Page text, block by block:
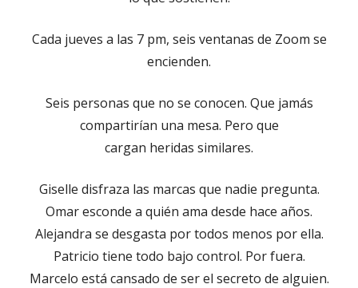
Cada jueves a las 7 pm, seis ventanas de Zoom se
encienden.
Seis personas que no se conocen. Que jamás
compartirían una mesa. Pero que
cargan heridas similares.
Giselle disfraza las marcas que nadie pregunta.
Omaresconde a quién ama desde hace años.
Alejandra se desgasta por todos menos por ella.
Patricio tiene todo bajo control. Por fuera.
Marcelo está cansado de ser el secreto de alguien.